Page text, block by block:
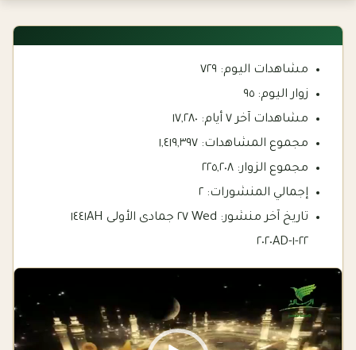
مشاهدات اليوم: ٧٢٩
زوار اليوم:٩٥
مشاهدات آخر ٧ أيام:
١٧,٢٨٠
مجموع المشاهدات:١,٤١٩,٣٩٧
مجموع الزوار:٢٢٥,٢٠٨
إجمالي المنشورات: ٢
تاريخ آخر منشور:
Wed ٢٧ جمادى الأولى ١٤٤١AH
٢٢-١-٢٠٢٠AD
Player